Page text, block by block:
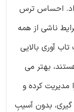
احساس ترس
ناشی از همه
آوری بالایی
بهتر می
مدیریت کرده و
بدون آسیبِ